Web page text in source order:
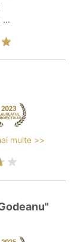
...
multe >>